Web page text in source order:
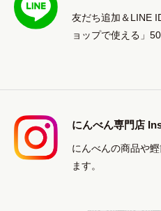
友だち追加＆LINE
ョップで使える」
にんべん専門店
にんべんの商品や
ます。